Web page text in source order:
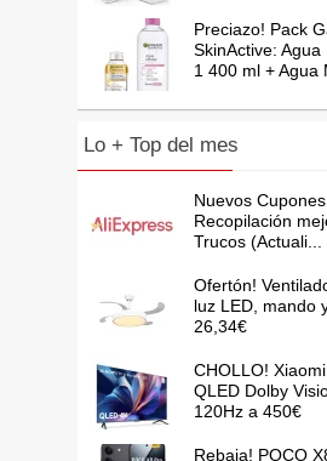
Preciazo! Pack
SkinActive:
1 400 ml + Agua
Lo + Top del mes
Nuevos
Recopilación
Trucos (Actuali...
Ofertón!
luz LED, mando
26,34€
CHOLLO!
QLED Dolby
120Hz a 450€
Rebaja! POCO